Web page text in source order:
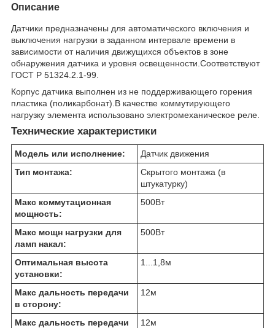
Описание
Датчики предназначены для автоматического включения и
выключения нагрузки в заданном интервале времени в
зависимости от наличия движущихся объектов в зоне
обнаружения датчика и уровня освещенности.Соответствуют
ГОСТ Р 51324.2.1-99.
Корпус датчика выполнен из не поддерживающего горения
пластика (поликарбонат).В качестве коммутирующего
нагрузку элемента использовано электромеханическое реле.
Технические характеристики
Модель или исполнение:
Датчик движения
Тип монтажа:
Скрытого монтажа (в
штукатурку)
Макс коммутационная
мощность:
500Вт
Макс мощн нагрузки для
ламп накал:
500Вт
Оптимальная высота
установки:
1...1,8м
Макс дальность передачи
в сторону:
12м
Макс дальность передачи
12м